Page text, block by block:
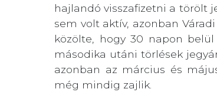
hajlandó visszafizetni a törölt
sem volt aktív, azonban Váradi
közölte, hogy 30 napon
másodika utáni törlések
azonban az március és
még mindig zajlik.